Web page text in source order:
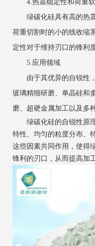
4.热震稳定性和荷重软
绿碳化硅具有高的热震
荷重切割时的小的线收缩
定性对于维持刃口的锋利
5.应用领域
由于其优异的自锐性，
玻璃精细研磨、单晶硅和
磨、超硬金属加工以及多
绿碳化硅的自锐性原理
特性、均匀的粒度分布、
这些因素共同作用，使得
锋利的刃口，从而提高加